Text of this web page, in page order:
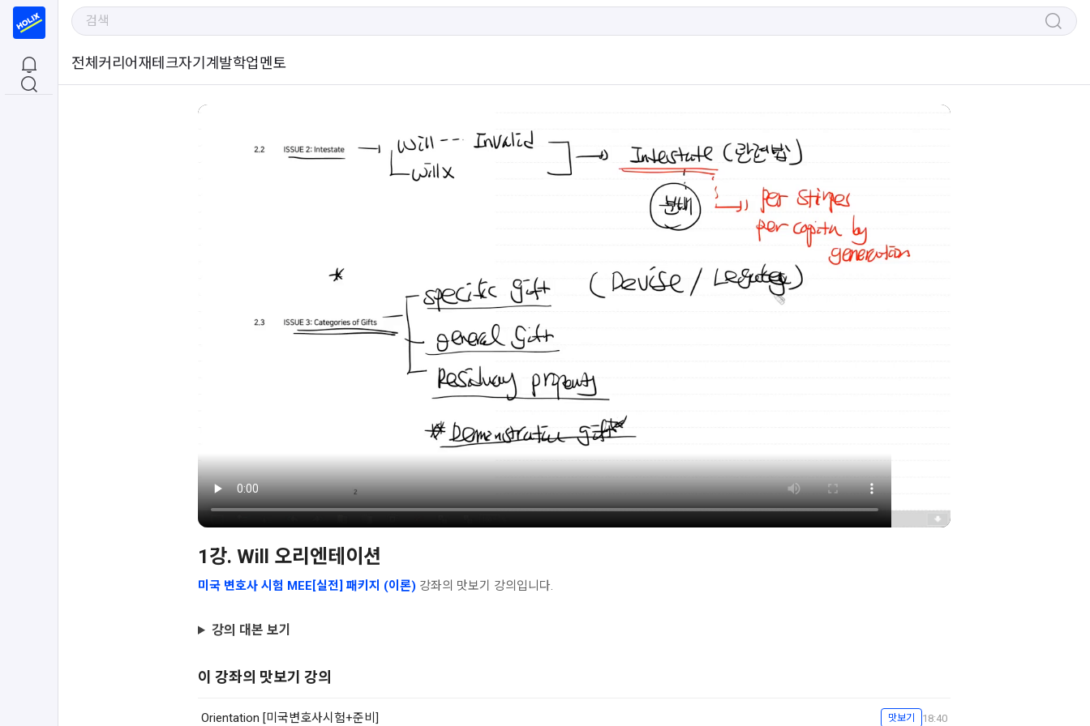
전체 커리어재테크자기계발학업멘토
1강. Will 오리엔테이션
미국 변호사 시험 MEE[실전] 패키지 (이론) 강좌의 맛보기 강의입니다.
강의 대본 보기
이 강좌의 맛보기 강의
Orientation [미국변호사시험+준비] 맛보기 18:40